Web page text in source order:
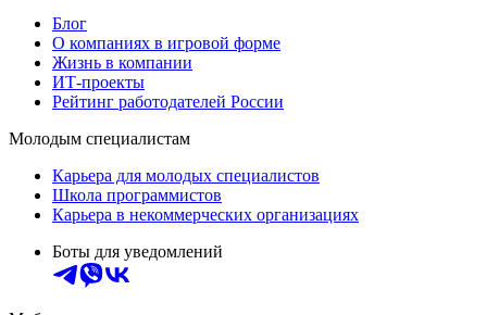
Блог
О компаниях в игровой форме
Жизнь в компании
ИТ-проекты
Рейтинг работодателей России
Молодым специалистам
Карьера для молодых специалистов
Школа программистов
Карьера в некоммерческих организациях
Боты для уведомлений